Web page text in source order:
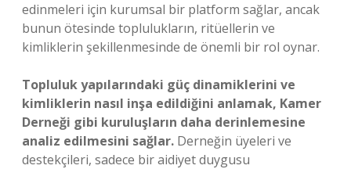
edinmeleri için kurumsal bir platform sağlar, ancak
bunun ötesinde toplulukların, ritüellerin ve
kimliklerin şekillenmesinde de önemli bir rol oynar.
Topluluk yapılarındaki güç dinamiklerini ve
kimliklerin nasıl inşa edildiğini anlamak, Kamer
Derneği gibi kuruluşların daha derinlemesine
analiz edilmesini sağlar. Derneğin üyeleri ve
destekçileri, sadece bir aidiyet duygusu